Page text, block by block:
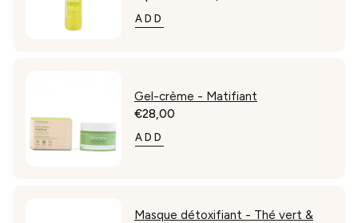
BENZYL ALCOHOL, CI 77499 (IRON OXIDES), SODIUM
HYDROXIDE, SODIUM BENZOATE, TETRASODIUM
HEXAMETHYLINDANOPYRAN.
habituel
ADD
Gel-crème - Matifiant
Prix
habituel
€28,00
ADD
Masque détoxifiant - Thé vert &